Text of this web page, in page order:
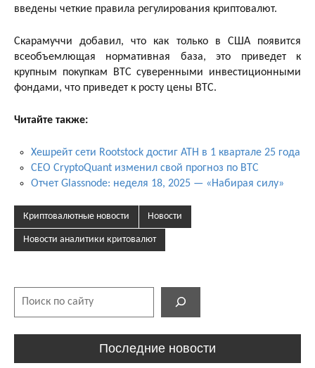
введены четкие правила регулирования криптовалют.
Скарамуччи добавил, что как только в США появится
всеобъемлющая нормативная база, это приведет к
крупным покупкам BTC суверенными инвестиционными
фондами, что приведет к росту цены BTC.
Читайте также:
Хешрейт сети Rootstock достиг ATH в 1 квартале 25 года
CEO CryptoQuant изменил свой прогноз по BTC
Отчет Glassnode: неделя 18, 2025 — «Набирая силу»
Криптовалютные новости Новости
Новости аналитики критовалют
Последние новости